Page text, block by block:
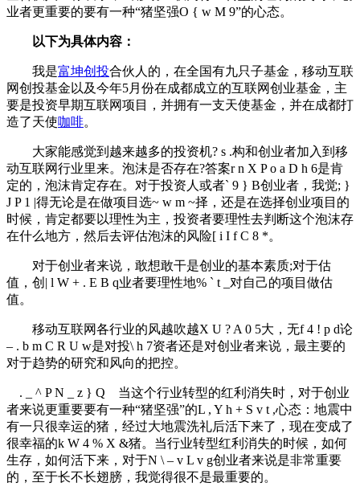
业者更重要的要有一种“猪坚强O { w M 9”的心态。
以下为具体内容：
我是富坤创投合伙人的，在全国有九只子基金，移动互联
网创投基金以及今年5月份在成都成立的互联网创业基金，主
要是投资早期互联网项目，并拥有一支天使基金，并在成都打
造了天使咖啡。
大家能感觉到越来越多的投资机? s .构和创业者加入到移
动互联网行业里来。泡沫是否存在?答案r n X P o a D h 6是肯
定的，泡沫肯定存在。对于投资人或者` 9 } B创业者，我觉; }
J P 1 |得无论是在做项目选~ w m ~择，还是在选择创业项目的
时候，肯定都要以理性为主，投资者要理性去判断这个泡沫存
在什么地方，然后去评估泡沫的风险[ i I f C 8 *。
对于创业者来说，敢想敢干是创业的基本素质;对于估
值，创 | l W + . E B q业者要理性地% ` t _ 对自己的项目做估
值。
移动互联网各行业的风越吹越X U ? A 0 5大，无f 4 ! p d论
– . b m C R U w是对投\ h 7资者还是对创业者来说，最主要的
对于趋势的研究和风向的把控。
. _ ^ P N _ z } Q 当这个行业转型的红利消失时，对于创业
者来说更重要要有一种“猪坚强”的L , Y h + S v t ,心态：地震中
有一只很幸运的猪，经过大地震洗礼后活下来了，现在变成了
很幸福的k W 4 % X &猪。当行业转型红利消失的时候，如何
生存，如何活下来，对于N \ – v L v g创业者来说是非常重要
的，至于长不长翅膀，我觉得很不是最重要的。